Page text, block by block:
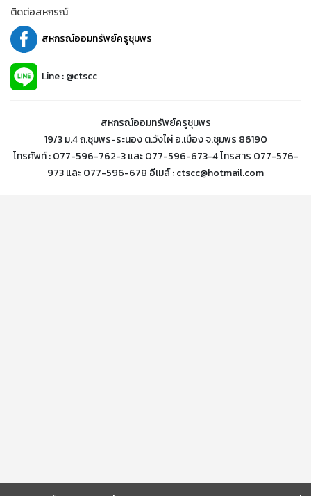
ติดต่อสหกรณ์
สหกรณ์ออมทรัพย์ครูชุมพร
Line : @ctscc
สหกรณ์ออมทรัพย์ครูชุมพร
19/3 ม.4 ถ.ชุมพร-ระนอง ต.วังไผ่ อ.เมือง จ.ชุมพร 86190
โทรศัพท์ : 077-596-762-3 และ 077-596-673-4 โทรสาร 077-576-
973 และ 077-596-678 อีเมล์ : ctscc@hotmail.com